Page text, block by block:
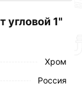
угловой 1"
Хром
Россия